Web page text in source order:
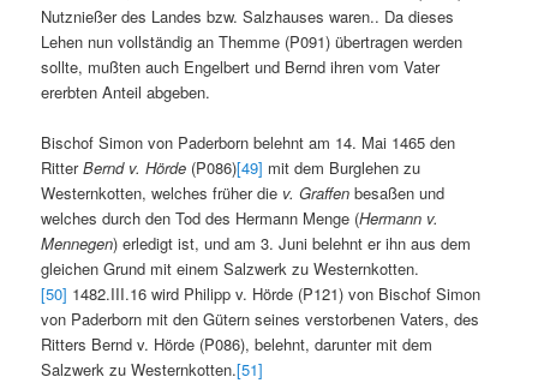
Nutznießer des Landes bzw. Salzhauses waren.. Da dieses
Lehen nun vollständig an Themme (P091) übertragen werden
sollte, mußten auch Engelbert und Bernd ihren vom Vater
ererbten Anteil abgeben.
Bischof Simon von Paderborn belehnt am 14. Mai 1465 den
RitterBernd v. Hörde (P086)[49] mit dem Burglehen zu
Westernkotten, welches früher die v. Graffen besaßen und
welches durch den Tod des Hermann Menge (Hermann v.
Mennegen) erledigt ist, und am 3. Juni belehnt er ihn aus dem
gleichen Grund mit einem Salzwerk zu Westernkotten.
[50] 1482.III.16 wird Philipp v. Hörde (P121) von Bischof Simon
von Paderborn mit den Gütern seines verstorbenen Vaters, des
Ritters Bernd v. Hörde (P086), belehnt, darunter mit dem
Salzwerk zu Westernkotten.[51]